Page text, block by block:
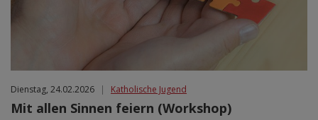
Dienstag, 24.02.2026 | Katholische Jugend
Mit allen Sinnen feiern (Workshop)